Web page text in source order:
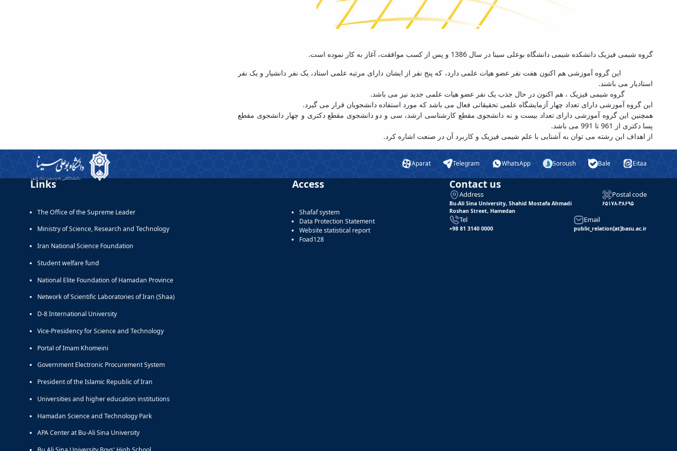
گروه شیمی فیزیک دانشکده شیمی دانشگاه بوعلی سینا در سال 1386 و پس از کسب موافقت، آغاز به کار نموده است.
این گروه آموزشی هم اکنون هفت نفر عضو هیات علمی دارد، که پنج نفر از ایشان دارای مرتبه علمی استاد، یک نفر دانشیار و یک نفر
استادیار می باشند.
گروه شیمی فیزیک ، هم اکنون در حال جذب یک نفر عضو هیات علمی جدید نیز می باشد.
این گروه آموزشی دارای تعداد چهار آزمایشگاه علمی تحقیقاتی فعال می باشد که مورد استفاده دانشجویان قرار می گیرد.
همچنین این گروه آموزشی دارای تعداد بیست و نه دانشجوی مقطع کارشناسی ارشد، سی و دو دانشجوی مقطع دکتری و چهار دانشجوی مقطع
پسا دکتری از 961 تا 991 می باشد.
از اهداف این رشته می توان به آشنایی با علم شیمی فیزیک و کاربرد آن در صنعت اشاره کرد.
Aparat Telegram WhatsApp Soroush Bale Eitaa
Links
The Office of the Supreme Leader
Ministry of Science, Research and Technology
Iran National Science Foundation
Student welfare fund
National Elite Foundation of Hamadan Province
Network of Scientific Laboratories of Iran (Shaa)
D-8 International University
Vice-Presidency for Science and Technology
Portal of Imam Khomeini
Government Electronic Procurement System
President of the Islamic Republic of Iran
Universities and higher education institutions
Hamadan Science and Technology Park
APA Center at Bu-Ali Sina University
Access
Shafaf system
Data Protection Statement
Website statistical report
Foad128
Contact us
Address
Bu-Ali Sina University, Shahid Mostafa Ahmadi
Roshan Street, Hamedan
Postal code
۶۵۱۷۸-۳۸۶۹۵
Tel
+98 81 3140 0000
Email
public_relation[at]basu.ac.ir